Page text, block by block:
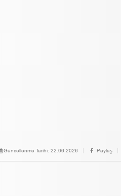
Güncellenme Tarihi: 22.06.2026 Paylaş